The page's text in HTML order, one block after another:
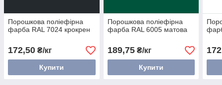
Порошкова поліефірна
фарба RAL 7024 крокрен
172,50 ₴/кг
Купити
Порошкова поліефірна
фарба RAL 6005 матова
189,75₴/кг
Купити